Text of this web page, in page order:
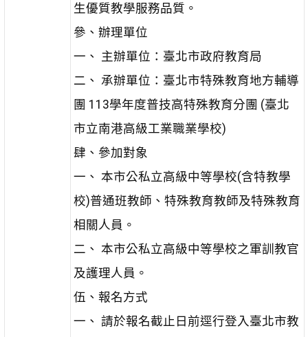
生優質教學服務品質。
參、辦理單位
一、 主辦單位：臺北市政府教育局
二、 承辦單位：臺北市特殊教育地方輔導
團 113學年度普技高特殊教育分團 (臺北
市立南港高級工業職業學校)
肆、參加對象
一、 本市公私立高級中等學校(含特教學
校)普通班教師、特殊教育教師及特殊教育
相關人員。
二、 本市公私立高級中等學校之軍訓教官
及護理人員。
伍、報名方式
一、 請於報名截止日前逕行登入臺北市教